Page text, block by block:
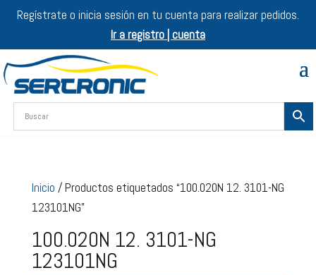
Regístrate o inicia sesión en tu cuenta para realizar pedidos.
Ir a registro | cuenta
Inicio / Productos etiquetados “100.020N 12. 3101-NG
123101NG”
100.020N 12. 3101-NG
123101NG